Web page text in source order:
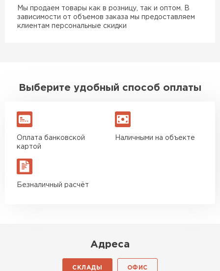
Мы продаем товары как в розницу, так и оптом. В
зависимости от объемов заказа мы предоставляем
клиентам персональные скидки
Выберите удобный способ оплаты
Оплата банковской
картой
Наличными на объекте
Безналичный расчёт
Адреса
СКЛАДЫ ОФИС